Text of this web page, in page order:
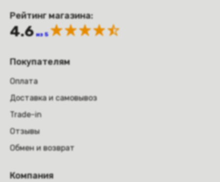
Рейтинг магазина:
4.6 из 5
Покупателям
Оплата
Доставка и самовывоз
Trade-in
Отзывы
Обмен и возврат
Компания